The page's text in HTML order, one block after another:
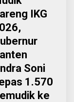
IKG
Soni
1.570
ke